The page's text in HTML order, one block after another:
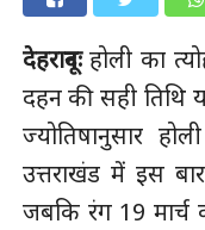
देहरादूनःहोली का
दहन की सही तिथि
ज्योतिषानुसार
उत्तराखंड में इस
जबकि रंग 19 मार्च